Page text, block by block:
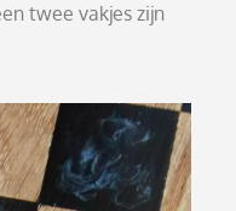
twee vakjes zijn